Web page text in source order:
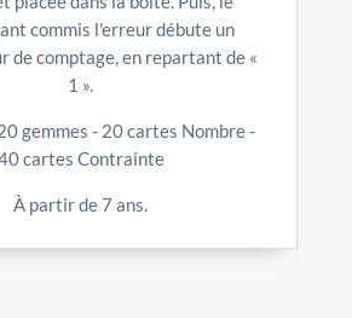
commis l'erreur débute un
de comptage, en repartant de «
1 ».
gemmes - 20 cartes Nombre -
cartes Contrainte
À partir de 7 ans.